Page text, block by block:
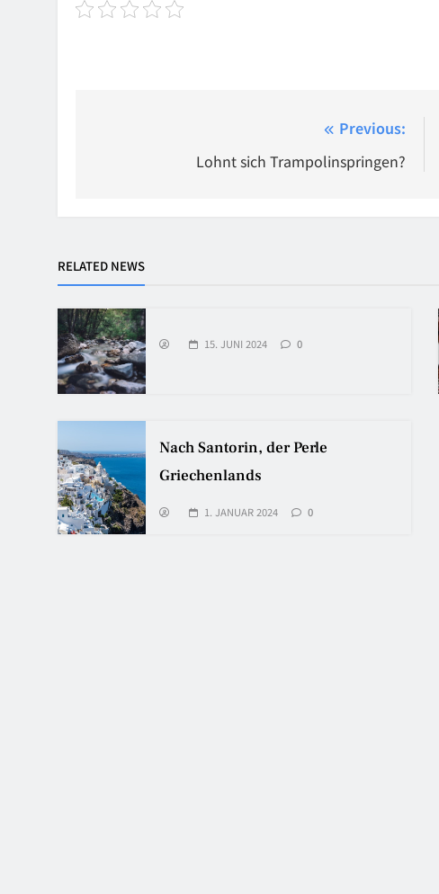
Previous:
Lohnt sich Trampolinspringen?
RELATED NEWS
15. JUNI 2024 0
Nach Santorin, der Perle
Griechenlands
1. JANUAR 2024 0